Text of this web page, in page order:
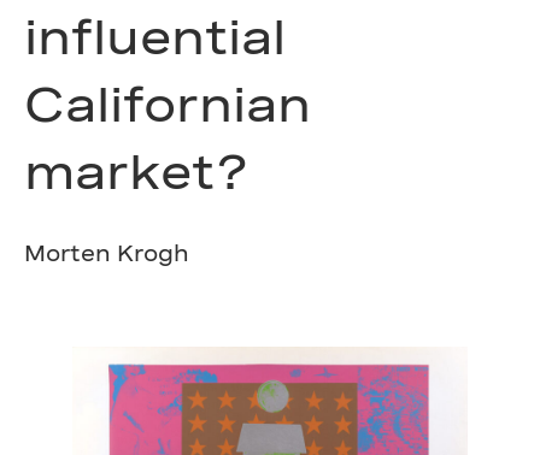
influential
Californian
market?
Morten Krogh